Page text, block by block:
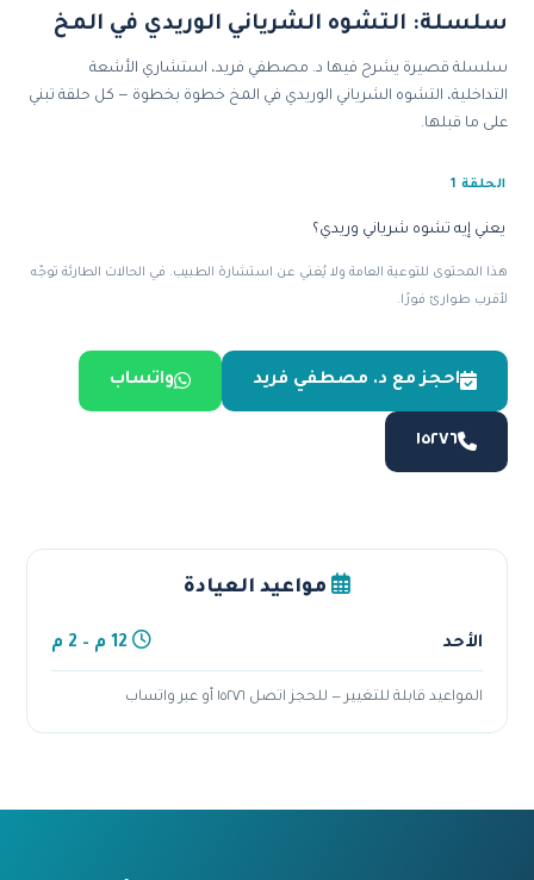
سلسلة: التشوه الشرياني الوريدي في المخ
سلسلة قصيرة يشرح فيها د. مصطفي فريد، استشاري الأشعة
التداخلية، التشوه الشرياني الوريدي في المخ خطوة بخطوة — كل حلقة تبني
على ما قبلها.
الحلقة 1
يعني إيه تشوه شرياني وريدي؟
هذا المحتوى للتوعية العامة ولا يُغني عن استشارة الطبيب. في الحالات الطارئة توجّه
لأقرب طوارئ فورًا.
احجز مع د. مصطفي فريد واتساب
١٥٢٧٦
مواعيد العيادة
الأحد
المواعيد قابلة للتغيير — للحجز اتصل ١٥٢٧٦ أو عبر واتساب